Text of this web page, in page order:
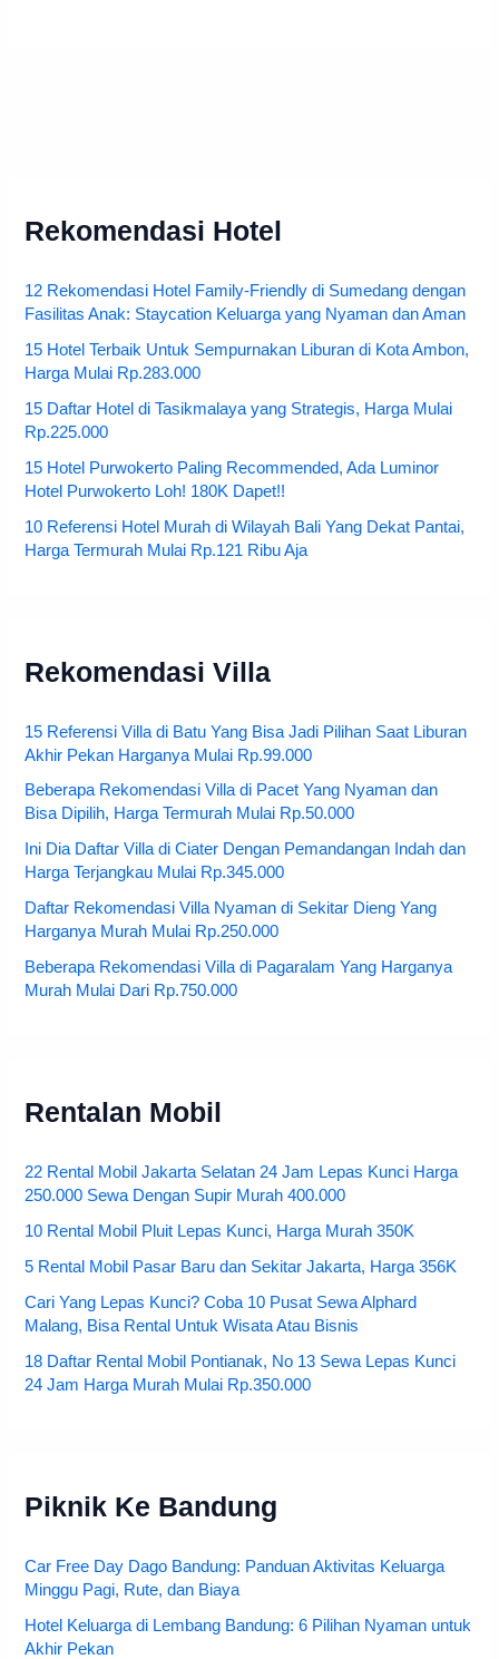
Rekomendasi Hotel
12 Rekomendasi Hotel Family-Friendly di Sumedang dengan
Fasilitas Anak: Staycation Keluarga yang Nyaman dan Aman
15 Hotel Terbaik Untuk Sempurnakan Liburan di Kota Ambon,
Harga Mulai Rp.283.000
15 Daftar Hotel di Tasikmalaya yang Strategis, Harga Mulai
Rp.225.000
15 Hotel Purwokerto Paling Recommended, Ada Luminor
Hotel Purwokerto Loh! 180K Dapet!!
10 Referensi Hotel Murah di Wilayah Bali Yang Dekat Pantai,
Harga Termurah Mulai Rp.121 Ribu Aja
Rekomendasi Villa
15 Referensi Villa di Batu Yang Bisa Jadi Pilihan Saat Liburan
Akhir Pekan Harganya Mulai Rp.99.000
Beberapa Rekomendasi Villa di Pacet Yang Nyaman dan
Bisa Dipilih, Harga Termurah Mulai Rp.50.000
Ini Dia Daftar Villa di Ciater Dengan Pemandangan Indah dan
Harga Terjangkau Mulai Rp.345.000
Daftar Rekomendasi Villa Nyaman di Sekitar Dieng Yang
Harganya Murah Mulai Rp.250.000
Beberapa Rekomendasi Villa di Pagaralam Yang Harganya
Murah Mulai Dari Rp.750.000
Rentalan Mobil
22 Rental Mobil Jakarta Selatan 24 Jam Lepas Kunci Harga
250.000 Sewa Dengan Supir Murah 400.000
10 Rental Mobil Pluit Lepas Kunci, Harga Murah 350K
5 Rental Mobil Pasar Baru dan Sekitar Jakarta, Harga 356K
Cari Yang Lepas Kunci? Coba 10 Pusat Sewa Alphard
Malang, Bisa Rental Untuk Wisata Atau Bisnis
18 Daftar Rental Mobil Pontianak, No 13 Sewa Lepas Kunci
24 Jam Harga Murah Mulai Rp.350.000
Piknik Ke Bandung
Car Free Day Dago Bandung: Panduan Aktivitas Keluarga
Minggu Pagi, Rute, dan Biaya
Hotel Keluarga di Lembang Bandung: 6 Pilihan Nyaman untuk
Akhir Pekan